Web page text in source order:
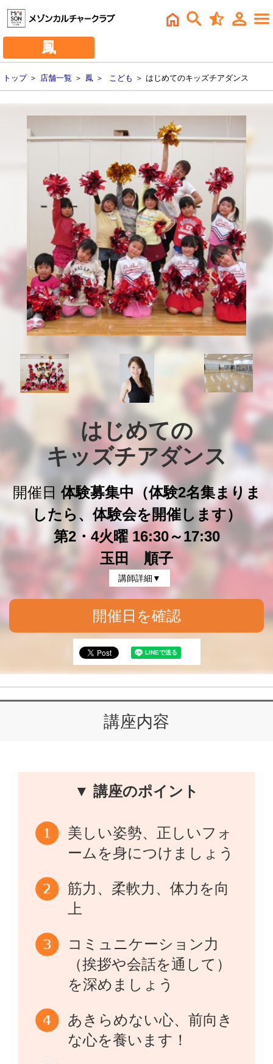
鳳
トップ＞ 店舗一覧 ＞ 鳳 ＞ こども ＞ はじめてのキッズチアダンス
はじめての
キッズチアダンス
開催日 体験募集中（体験2名集まりま
したら、体験会を開催します）
第2・4火曜 16:30～17:30
玉田 順子
講師詳細▼
開催日を確認
講座内容
▼ 講座のポイント
美しい姿勢、正しいフォ
ームを身につけましょう
筋力、柔軟力、体力を向
上
コミュニケーション力
（挨拶や会話を通して）
を深めましょう
あきらめない心、前向き
な心を養います！